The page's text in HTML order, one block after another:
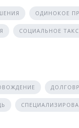
ОДИНОКОЕ
СОЦИАЛЬНОЕ